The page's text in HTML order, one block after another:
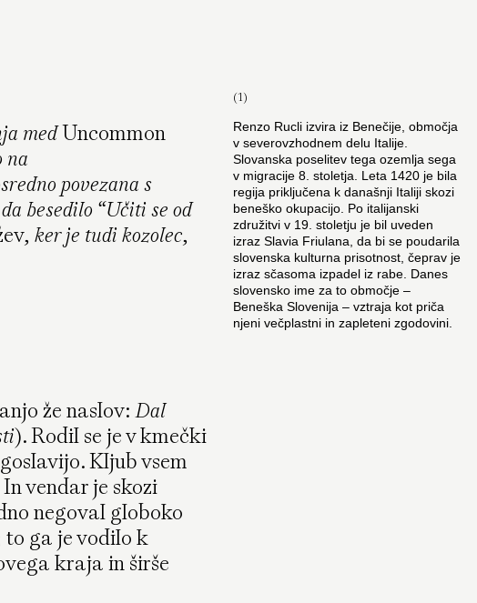
medUncommon
na
povezana s
besedilo “Učiti se od
, ker je tudi kozolec,
že naslov:Dal
). Rodil se je v kmečki
Kljub vsem
vendar je skozi
negoval globoko
to ga je vodilo k
kraja in širše
(1)
Renzo Rucli izvira iz Benečije, območja
v severovzhodnem delu Italije.
Slovanska poselitev tega ozemlja sega
v migracije 8. stoletja. Leta 1420 je bila
regija priključena k današnji Italiji skozi
beneško okupacijo. Po italijanski
združitvi v 19. stoletju je bil uveden
izraz Slavia Friulana, da bi se poudarila
slovenska kulturna prisotnost, čeprav je
izraz sčasoma izpadel iz rabe. Danes
slovensko ime za to območje –
Beneška Slovenija – vztraja kot priča
njeni večplastni in zapleteni zgodovini.